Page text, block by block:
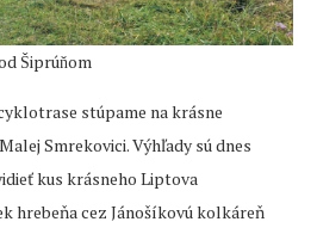
Šiprúňom
stúpame na krásne
Smrekovici. Výhľady sú dnes
kus krásneho Liptova
hrebeňa cez Jánošíkovú kolkáreň